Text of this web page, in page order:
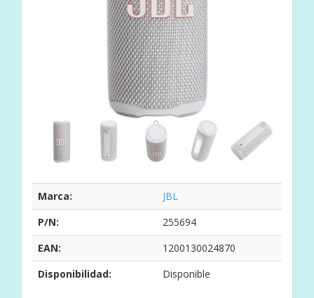
Marca:
JBL
P/N:
255694
EAN:
1200130024870
Disponibilidad:
Disponible